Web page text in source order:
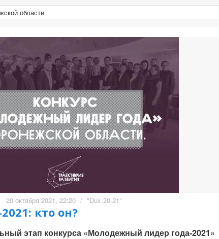
20 октября 2021, 22:20 / "Dux 20-21"
кто он?
этап конкурса «Молодежный лидер года-2021»